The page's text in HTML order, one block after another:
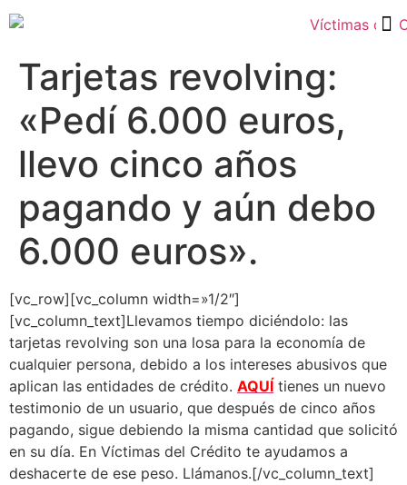
Tarjetas revolving:
«Pedí 6.000 euros,
llevo cinco años
pagando y aún debo
6.000 euros».
[vc_row][vc_column width=»1/2″]
[vc_column_text]Llevamos tiempo diciéndolo: las
tarjetas revolving son una losa para la economía de
cualquier persona, debido a los intereses abusivos que
aplican las entidades de crédito. AQUÍ tienes un nuevo
testimonio de un usuario, que después de cinco años
pagando, sigue debiendo la misma cantidad que solicitó
en su día. En Víctimas del Crédito te ayudamos a
deshacerte de ese peso. Llámanos.[/vc_column_text]